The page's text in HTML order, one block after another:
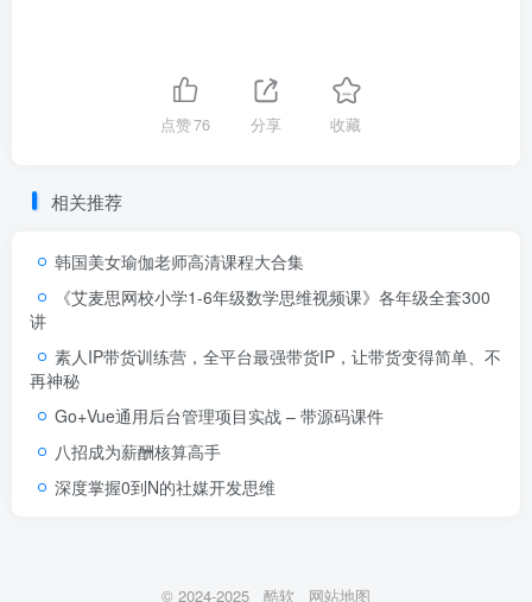
点赞76 分享 收藏
相关推荐
韩国美女瑜伽老师高清课程大合集
《艾麦思网校小学1-6年级数学思维视频课》各年级全套300
讲
素人IP带货训练营，全平台最强带货IP，让带货变得简单、不
再神秘
Go+Vue通用后台管理项目实战 – 带源码课件
八招成为薪酬核算高手
深度掌握0到N的社媒开发思维
© 2024-2025 酷软 网站地图